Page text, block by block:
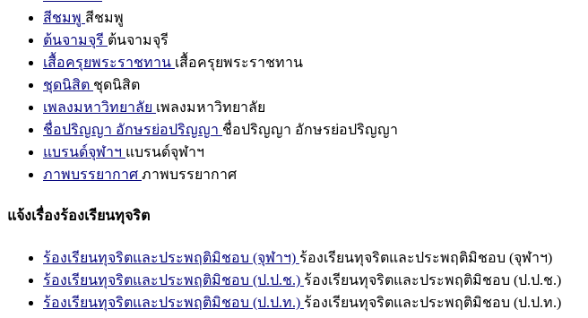
สีชมพู สีชมพู
ต้นจามจุรี ต้นจามจุรี
เสื้อครุยพระราชทาน เสื้อครุยพระราชทาน
ชุดนิสิต ชุดนิสิต
เพลงมหาวิทยาลัย เพลงมหาวิทยาลัย
ชื่อปริญญา อักษรย่อปริญญา ชื่อปริญญา อักษรย่อปริญญา
แบรนด์จุฬาฯ แบรนด์จุฬาฯ
ภาพบรรยากาศ ภาพบรรยากาศ
แจ้งเรื่องร้องเรียนทุจริต
ร้องเรียนทุจริตและประพฤติมิชอบ (จุฬาฯ) ร้องเรียนทุจริตและประพฤติมิชอบ (จุฬาฯ)
ร้องเรียนทุจริตและประพฤติมิชอบ (ป.ป.ช.) ร้องเรียนทุจริตและประพฤติมิชอบ (ป.ป.ช.)
ร้องเรียนทุจริตและประพฤติมิชอบ (ป.ป.ท.) ร้องเรียนทุจริตและประพฤติมิชอบ (ป.ป.ท.)